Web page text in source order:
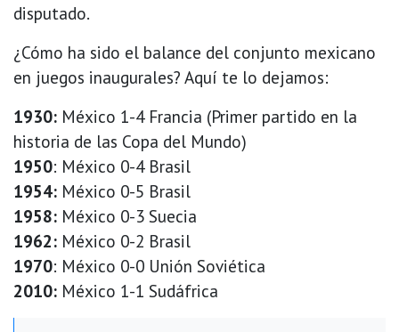
disputado.
¿Cómo ha sido el balance del conjunto mexicano
en juegos inaugurales? Aquí te lo dejamos:
1930: México 1-4 Francia (Primer partido en la
historia de las Copa del Mundo)
1950: México 0-4 Brasil
1954: México 0-5 Brasil
1958: México 0-3 Suecia
1962: México 0-2 Brasil
1970: México 0-0 Unión Soviética
2010: México 1-1 Sudáfrica